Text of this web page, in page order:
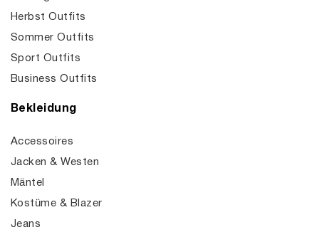
Herbst Outfits
Sommer Outfits
Sport Outfits
Business Outfits
Bekleidung
Accessoires
Jacken & Westen
Mäntel
Kostüme & Blazer
Jeans